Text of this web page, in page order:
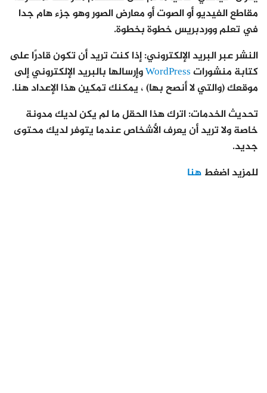
مقاطع الفيديو أو الصوت أو معارض الصور وهو جزء هام جدا
في تعلم ووردبريس خطوة بخطوة.
النشر عبر البريد الإلكتروني: إذا كنت تريد أن تكون قادرًا على
كتابة منشوراتWordPressوإرسالها بالبريد الإلكتروني إلى
موقعك (والتي لا أنصح بها) ، يمكنك تمكين هذا الإعداد هنا.
تحديث الخدمات: اترك هذا الحقل ما لم يكن لديك مدونة
خاصة ولا تريد أن يعرف الأشخاص عندما يتوفر لديك محتوى
جديد.
للمزيد اضغط هنا